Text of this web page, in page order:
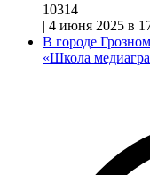
10314
| 4 июня 2025 в
В городе
«Школа